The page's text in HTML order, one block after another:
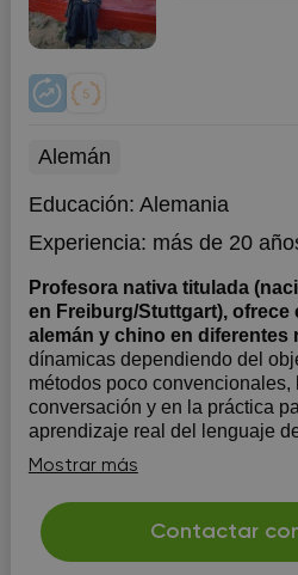
Alemán
Educación: Alemania
Experiencia: más de 20
Profesora nativa titulada
en Freiburg/Stuttgart), ofrece
alemán y chino en diferentes
dínamicas dependiendo del
métodos poco convencionales,
conversación y en la práctica
aprendizaje real del lenguaje
También ayudo a los alumnos
exámenes (por ejemplo, DAF)
Mostrar más
Contactar